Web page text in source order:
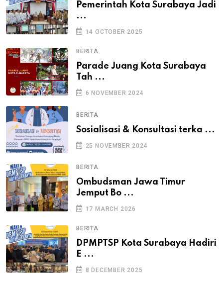
Pemerintah Kota Surabaya Jadi
...
14 OCTOBER 2025
BERITA
Parade Juang Kota Surabaya
Tah ...
6 NOVEMBER 2024
BERITA
Sosialisasi & Konsultasi terka ...
25 NOVEMBER 2024
BERITA
Ombudsman Jawa Timur
Jemput Bo ...
17 MARCH 2026
BERITA
DPMPTSP Kota Surabaya Hadiri
E ...
8 DECEMBER 2025